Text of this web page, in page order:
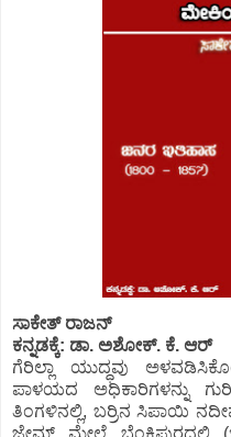
ಸಾಕೇತ್ ರಾಜನ್
ಕನ್ನಡಕ್ಕೆ: ಡಾ. ಅಶೋಕ್. ಕೆ. ಆರ್
ಗೆರಿಲ್ಲಾ ಯುದ್ಧವು
ಪಾಳಯದ ಅಧಿಕಾರಿಗಳನ್ನು
ತಿಂಗಳಿನಲ್ಲಿ, ಬರ್ರಿನ ಸಿಪಾಯಿ
ಜೇಮ್ಸ್ ಮೇಲೆ ಬೆಂಕಿಪುರದಲ್ಲಿ